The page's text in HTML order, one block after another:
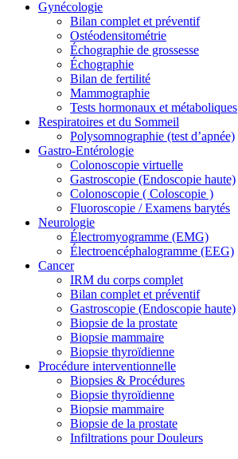
Gynécologie
Bilan complet et préventif
Ostéodensitométrie
Échographie de grossesse
Échographie
Bilan de fertilité
Mammographie
Tests hormonaux et métaboliques
Respiratoires et du Sommeil
Polysomnographie (test d’apnée)
Gastro-Entérologie
Colonoscopie virtuelle
Gastroscopie (Endoscopie haute)
Colonoscopie ( Coloscopie )
Fluoroscopie / Examens barytés
Neurologie
Électromyogramme (EMG)
Électroencéphalogramme (EEG)
Cancer
IRM du corps complet
Bilan complet et préventif
Gastroscopie (Endoscopie haute)
Biopsie de la prostate
Biopsie mammaire
Biopsie thyroïdienne
Procédure interventionnelle
Biopsies & Procédures
Biopsie thyroïdienne
Biopsie mammaire
Biopsie de la prostate
Infiltrations pour Douleurs